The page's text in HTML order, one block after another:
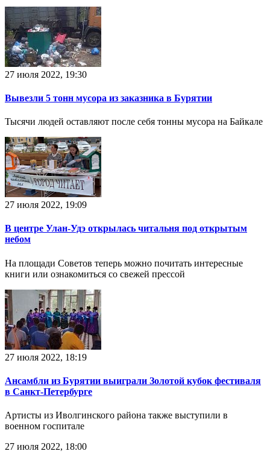
27 июля 2022, 19:30
Вывезли 5 тонн мусора из заказника в Бурятии
Тысячи людей оставляют после себя тонны мусора на Байкале
27 июля 2022, 19:09
В центре Улан-Удэ открылась читальня под открытым
небом
На площади Советов теперь можно почитать интересные
книги или ознакомиться со свежей прессой
27 июля 2022, 18:19
Ансамбли из Бурятии выиграли Золотой кубок фестиваля
в Санкт-Петербурге
Артисты из Иволгинского района также выступили в
военном госпитале
27 июля 2022, 18:00